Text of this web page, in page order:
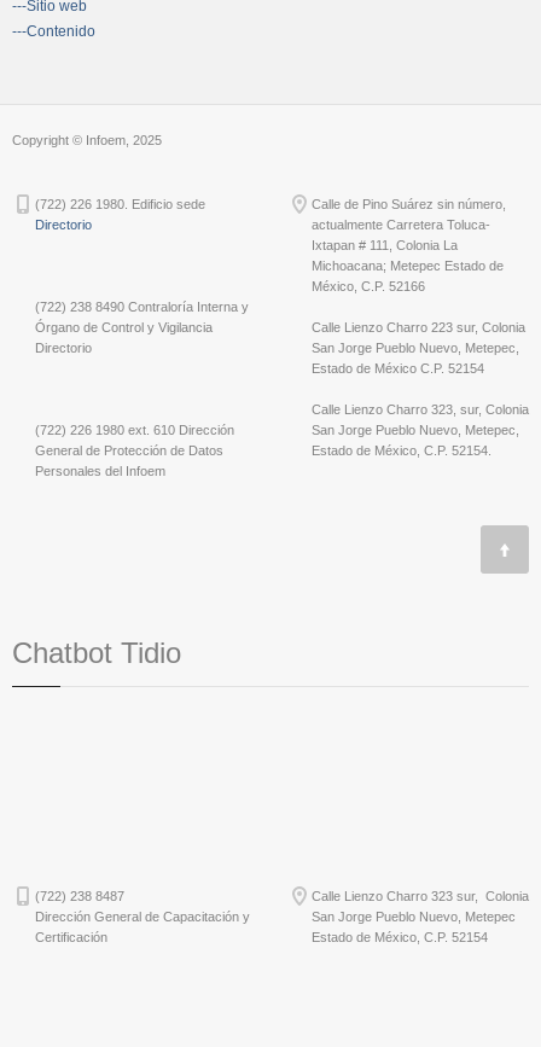
---Sitio web
---Contenido
Copyright © Infoem, 2025
(722) 226 1980. Edificio sede
Directorio
(722) 238 8490 Contraloría Interna y
Órgano de Control y Vigilancia
Directorio
(722) 226 1980 ext. 610 Dirección
General de Protección de Datos
Personales del Infoem
Calle de Pino Suárez sin número,
actualmente Carretera Toluca-
Ixtapan # 111, Colonia La
Michoacana; Metepec Estado de
México, C.P. 52166
Calle Lienzo Charro 223 sur, Colonia
San Jorge Pueblo Nuevo, Metepec,
Estado de México C.P. 52154
Calle Lienzo Charro 323, sur, Colonia
San Jorge Pueblo Nuevo, Metepec,
Estado de México, C.P. 52154.
Chatbot Tidio
(722) 238 8487
Dirección General de Capacitación y
Certificación
Calle Lienzo Charro 323 sur, Colonia
San Jorge Pueblo Nuevo, Metepec
Estado de México, C.P. 52154